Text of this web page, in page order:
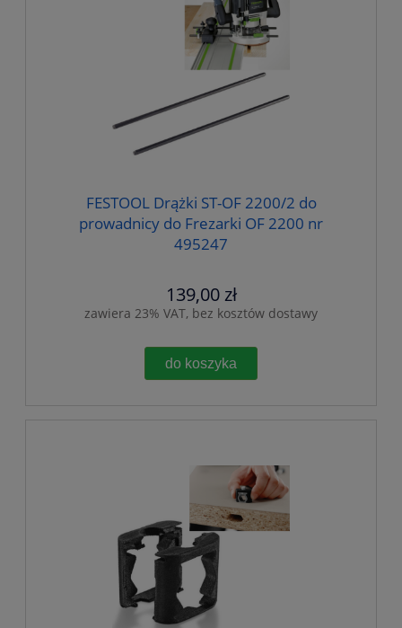
FESTOOL Drążki ST-OF 2200/2 do
prowadnicy do Frezarki OF 2200 nr
495247
139,00 zł
zawiera 23% VAT, bez kosztów dostawy
do koszyka